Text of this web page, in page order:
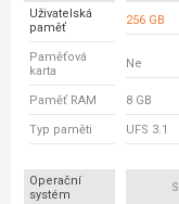
Uživatelská
paměť
256 GB
Paměťová
karta
Ne
Paměť RAM 8 GB
Typ paměti UFS 3.1
Operační
systém